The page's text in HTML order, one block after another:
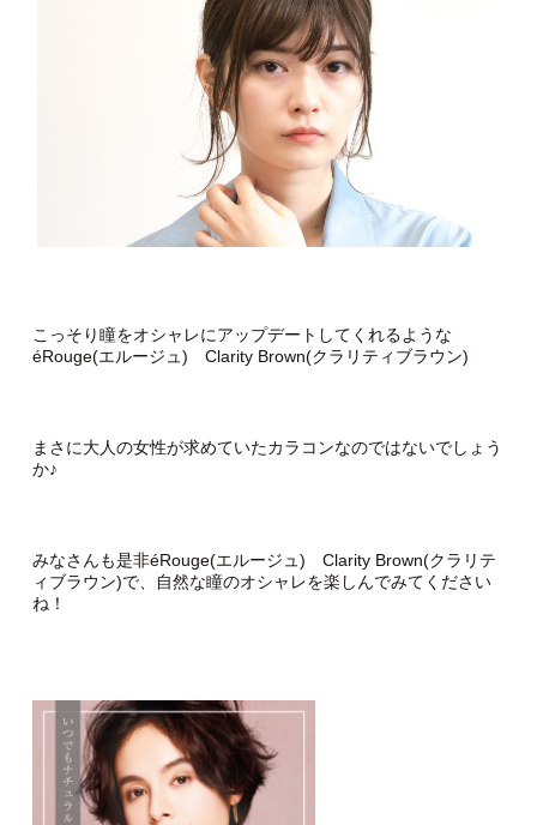
こっそり瞳をオシャレにアップデートしてくれるような
éRouge(エルージュ) Clarity Brown(クラリティブラウン)
まさに大人の女性が求めていたカラコンなのではないでしょう
か♪
みなさんも是非éRouge(エルージュ) Clarity Brown(クラリテ
ィブラウン)で、自然な瞳のオシャレを楽しんでみてください
ね！